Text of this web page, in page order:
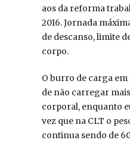
aos da reforma
2016. Jornada
de descanso, limite
corpo.
O burro de carga
de não carregar
corporal, enquanto
vez que na CLT o
continua sendo de